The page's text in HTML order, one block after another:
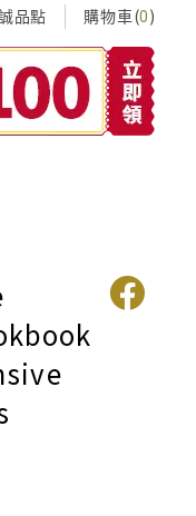
品點 購物車(0)